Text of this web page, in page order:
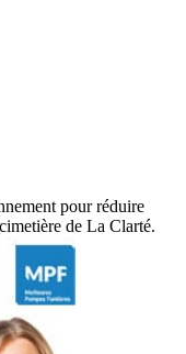
pour réduire
de La Clarté.